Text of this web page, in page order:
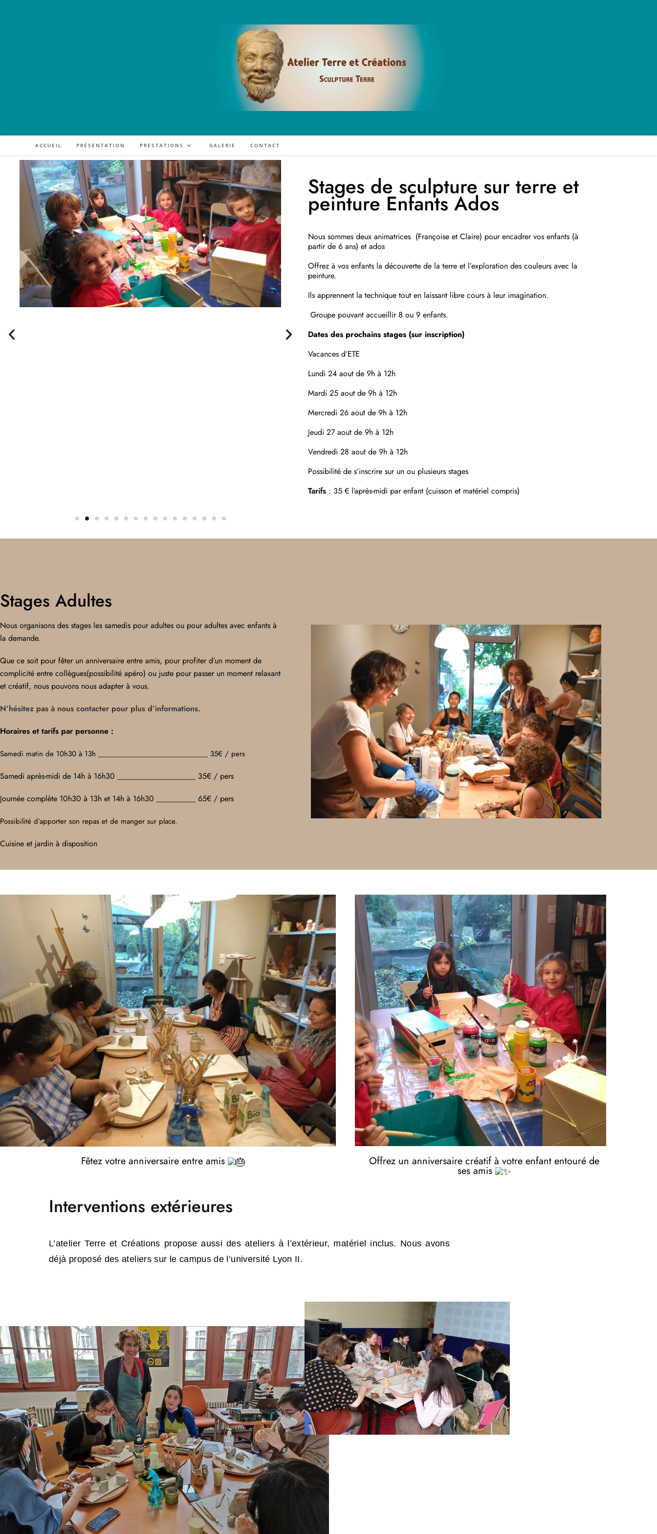
ACCUEIL PRÉSENTATION PRESTATIONS GALERIE CONTACT
Stages de sculpture sur terre et
peinture Enfants Ados
Nous sommes deux animatrices (Françoise et Claire) pour encadrer vos enfants (à
partir de 6 ans) et ados
Offrez à vos enfants la découverte de la terre et l’exploration des couleurs avec la
peinture.
Ils apprennent la technique tout en laissant libre cours à leur imagination.
Groupe pouvant accueillir 8 ou 9 enfants.
Dates des prochains stages (sur inscription)
Vacances d’ETE
Lundi 24 aout de 9h à 12h
Mardi 25 aout de 9h à 12h
Mercredi 26 aout de 9h à 12h
Jeudi 27 aout de 9h à 12h
Vendredi 28 aout de 9h à 12h
Possibilité de s’inscrire sur un ou plusieurs stages
Tarifs : 35 € l’après-midi par enfant (cuisson et matériel compris)
Stages Adultes
Nous organisons des stages les samedis pour adultes ou pour adultes avec enfants à
la demande.
Que ce soit pour fêter un anniversaire entre amis, pour profiter d’un moment de
complicité entre collègues(possibilité apéro) ou juste pour passer un moment relaxant
et créatif, nous pouvons nous adapter à vous.
N’hésitez pas à nous contacter pour plus d’informations.
Horaires et tarifs par personne :
Samedi matin de 10h30 à 13h ____________________________ 35€ / pers
Samedi après-midi de 14h à 16h30 ____________________ 35€ / pers
Journée complète 10h30 à 13h et 14h à 16h30 __________ 65€ / pers
Possibilité d’apporter son repas et de manger sur place.
Cuisine et jardin à disposition
Fêtez votre anniversaire entre amis Offrez un anniversaire créatif à votre enfant entouré de
ses amis
Interventions extérieures
L’atelier Terre et Créations propose aussi des ateliers à l’extérieur, matériel inclus. Nous avons
déjà proposé des ateliers sur le campus de l’université Lyon II.